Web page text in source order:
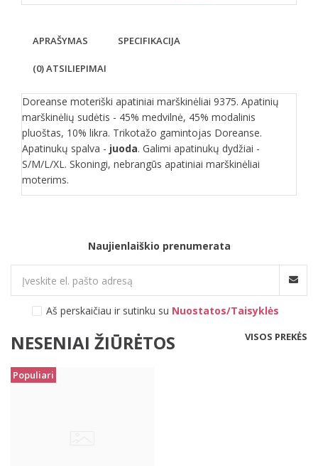
APRAŠYMAS SPECIFIKACIJA
(0) ATSILIEPIMAI
Doreanse moteriški apatiniai marškinėliai 9375. Apatinių
marškinėlių sudėtis - 45% medvilnė, 45% modalinis
pluoštas, 10% likra. Trikotažo gamintojas Doreanse.
Apatinukų spalva - juoda. Galimi apatinukų dydžiai -
S/M/L/XL. Skoningi, nebrangūs apatiniai marškinėliai
moterims.
Naujienlaiškio prenumerata
Aš perskaičiau ir sutinku su Nuostatos/Taisyklės
NESENIAI ŽIŪRĖTOS VISOS PREKĖS
Populiari